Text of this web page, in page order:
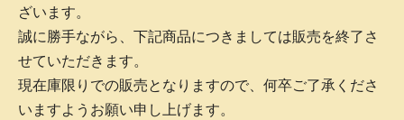
ざいます。
誠に勝手ながら、下記商品につきましては販売を終了さ
せていただきます。
現在庫限りでの販売となりますので、何卒ご了承くださ
いますようお願い申し上げます。